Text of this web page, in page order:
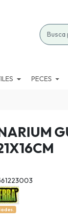
PECES